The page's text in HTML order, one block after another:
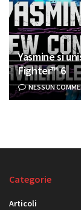
Yasmine si
Fighter™ 6
NESSUN
Categorie
Articoli